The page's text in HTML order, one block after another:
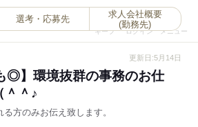
キープ
0
ログイン メニュー
選考・応募先
求人会社概要
(勤務先)
更新日:5月14日
◎】環境抜群の事務のお仕
＾＾♪
方のみお伝え致します。